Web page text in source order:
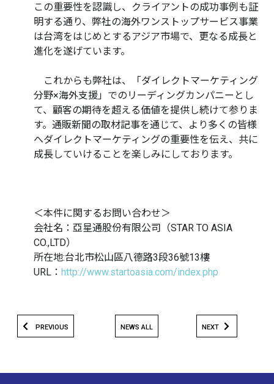
この重要性を認識し、クライアントの成功事例も証
明する通り、弊社の海外ワンストップサービス事業
は台湾をはじめとするアジア市場で、更なる成長と
進化を遂げています。
これからも弊社は、「ダイレクトマーケティング
分野×海外支援」でのリーディングカンパニーとし
て、顧客の期待を超える価値を提供し続けて参りま
す。通販新聞の取材記事を通じて、より多くの皆様
へダイレクトマーケティングの重要性を伝え、共に
成長していけることを楽しみにしております。
＜本件に関するお問い合わせ＞
会社名：​亞星通股份有限公司（​STAR TO ASIA
CO.,LTD）
所在地:台北市松山區八德路3段36號13樓
URL： http://www.startoasia.com/index.php
PREVIOUS NEWS ALL NEXT